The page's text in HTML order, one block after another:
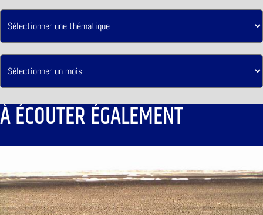
À ÉCOUTER ÉGALEMENT